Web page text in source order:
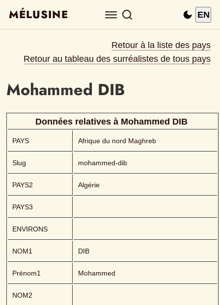
MÉLUSINE EN
Retour à la liste des pays
Retour au tableau des surréalistes de tous pays
Mohammed DIB
Données relatives à Mohammed DIB
PAYS Afrique du nord Maghreb
Slug mohammed-dib
PAYS2 Algérie
PAYS3
ENVIRONS
NOM1 DIB
Prénom1 Mohammed
NOM2